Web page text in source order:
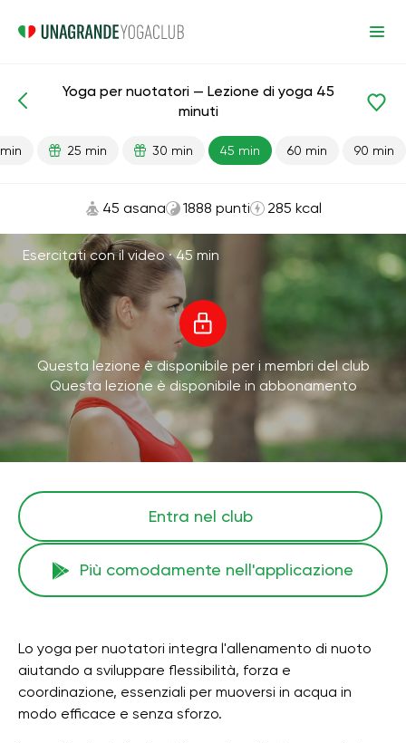
Yoga per nuotatori — Lezione di yoga 45
minuti
25 min 30 min 45 min 60 min 90 min
45 asana 1888 punti 285 kcal
Esercitati con il video ·45 min
Questa lezione è disponibile per i membri del club
Questa lezione è disponibile in abbonamento
Entra nel club
Più comodamente nell'applicazione
Lo yoga per nuotatori integra l'allenamento di nuoto
aiutando a sviluppare flessibilità, forza e
coordinazione, essenziali per muoversi in acqua in
modo efficace e senza sforzo.